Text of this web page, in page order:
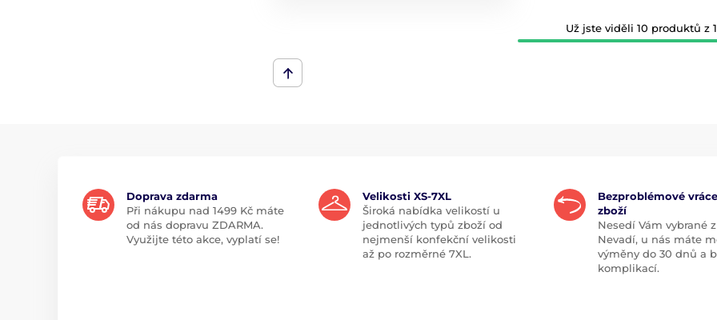
Už jste viděli 10 produktů z
Doprava zdarma
Při nákupu nad 1499 Kč máte
od nás dopravu ZDARMA.
Využijte této akce, vyplatí se!
Velikosti XS-7XL
Široká nabídka velikostí u
jednotlivých typů zboží od
nejmenší konfekční velikosti
až po rozměrné 7XL.
Bezproblémové
zboží
Nesedí Vám vybrané
Nevadí, u nás máte
výměny do 30 dnů a
komplikací.